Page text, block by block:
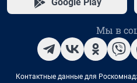
Мы в
Контактные данные для